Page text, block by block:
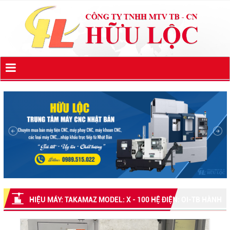
HIỆU MÁY: TAKAMAZ MODEL: X - 100 HỆ ĐIỆN: OI-TB HÀNH
TRÌNH X/Z : 200/230MM CHỐNG TÂM : 350MM TỐC ĐỘ